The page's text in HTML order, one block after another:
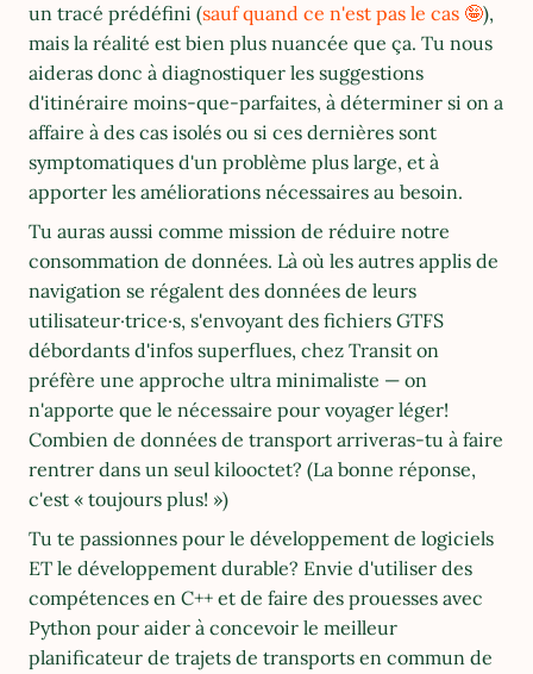
un tracé prédéfini (sauf quand ce n'est pas le cas 🤪),
mais la réalité est bien plus nuancée que ça. Tu nous
aideras donc à diagnostiquer les suggestions
d'itinéraire moins-que-parfaites, à déterminer si on a
affaire à des cas isolés ou si ces dernières sont
symptomatiques d'un problème plus large, et à
apporter les améliorations nécessaires au besoin.
Tu auras aussi comme mission de réduire notre
consommation de données. Là où les autres applis de
navigation se régalent des données de leurs
utilisateur·trice·s, s'envoyant des fichiers GTFS
débordants d'infos superflues, chez Transit on
préfère une approche ultra minimaliste — on
n'apporte que le nécessaire pour voyager léger!
Combien de données de transport arriveras-tu à faire
rentrer dans un seul kilooctet? (La bonne réponse,
c'est « toujours plus! »)
Tu te passionnes pour le développement de logiciels
ET le développement durable? Envie d'utiliser des
compétences en C++ et de faire des prouesses avec
Python pour aider à concevoir le meilleur
planificateur de trajets de transports en commun de